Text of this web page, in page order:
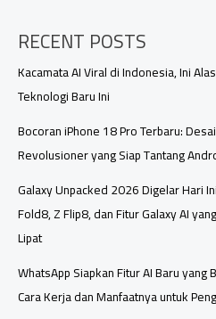
RECENT POSTS
Kacamata AI Viral di Indonesia, Ini
Teknologi Baru Ini
Bocoran iPhone 18 Pro Terbaru:
Revolusioner yang Siap Tantang
Galaxy Unpacked 2026 Digelar Hari
Fold8, Z Flip8, dan Fitur Galaxy AI
Lipat
WhatsApp Siapkan Fitur AI Baru yang
Cara Kerja dan Manfaatnya untuk